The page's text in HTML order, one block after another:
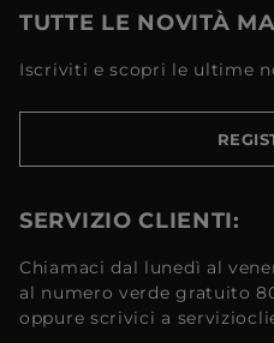
TUTTE LE NOVITÀ
Iscriviti e scopri le ultime
SERVIZIO CLIENTI:
Chiamaci dal lunedì al
al numero verde gratuito
oppure scrivici a